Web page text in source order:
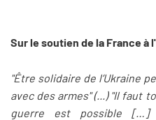
Sur le soutien de la France à
"Être solidaire de l’Ukraine
avec des armes" (...) "Il faut
guerre est possible […]